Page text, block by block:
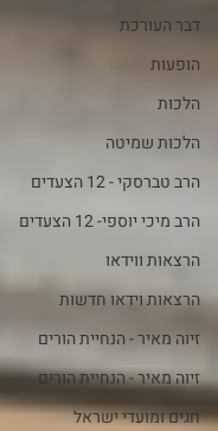
דבר העורכת
הופעות
הלכות
הלכות שמיטה
הרב טברסקי - 12 הצעדים
הרב מיכי יוספי- 12 הצעדים
הרצאות ווידאו
הרצאות וידאו חדשות
זיוה מאיר - הנחיית הורים
זיוה מאיר - הנחיית הורים
חגים ומועדי ישראל